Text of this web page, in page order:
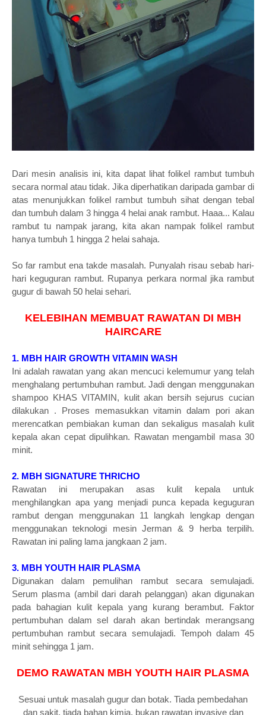
Dari mesin analisis ini, kita dapat lihat folikel rambut tumbuh
secara normal atau tidak. Jika diperhatikan daripada gambar di
atas menunjukkan folikel rambut tumbuh sihat dengan tebal
dan tumbuh dalam 3 hingga 4 helai anak rambut. Haaa... Kalau
rambut tu nampak jarang, kita akan nampak folikel rambut
hanya tumbuh 1 hingga 2 helai sahaja.
So far rambut ena takde masalah. Punyalah risau sebab hari-
hari keguguran rambut. Rupanya perkara normal jika rambut
gugur di bawah 50 helai sehari.
KELEBIHAN MEMBUAT RAWATAN DI MBH
HAIRCARE
1. MBH HAIR GROWTH VITAMIN WASH
Ini adalah rawatan yang akan mencuci kelemumur yang telah
menghalang pertumbuhan rambut. Jadi dengan menggunakan
shampoo KHAS VITAMIN, kulit akan bersih sejurus cucian
dilakukan . Proses memasukkan vitamin dalam pori akan
merencatkan pembiakan kuman dan sekaligus masalah kulit
kepala akan cepat dipulihkan. Rawatan mengambil masa 30
minit.
2. MBH SIGNATURE THRICHO
Rawatan ini merupakan asas kulit kepala untuk
menghilangkan apa yang menjadi punca kepada keguguran
rambut dengan menggunakan 11 langkah lengkap dengan
menggunakan teknologi mesin Jerman & 9 herba terpilih.
Rawatan ini paling lama jangkaan 2 jam.
3. MBH YOUTH HAIR PLASMA
Digunakan dalam pemulihan rambut secara semulajadi.
Serum plasma (ambil dari darah pelanggan) akan digunakan
pada bahagian kulit kepala yang kurang berambut. Faktor
pertumbuhan dalam sel darah akan bertindak merangsang
pertumbuhan rambut secara semulajadi. Tempoh dalam 45
minit sehingga 1 jam.
DEMO RAWATAN MBH YOUTH HAIR PLASMA
Sesuai untuk masalah gugur dan botak. Tiada pembedahan
dan sakit, tiada bahan kimia, bukan rawatan invasive dan